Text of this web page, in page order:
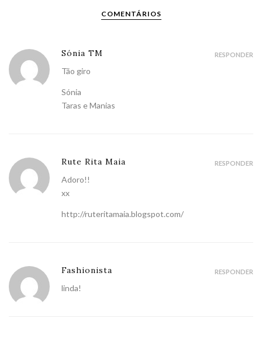
COMENTÁRIOS
Sónia TM
Tão giro
Sónia
Taras e Manias
RESPONDER
Rute Rita Maia
Adoro!!
xx
http://ruteritamaia.blogspot.com/
RESPONDER
Fashionista
linda!
RESPONDER